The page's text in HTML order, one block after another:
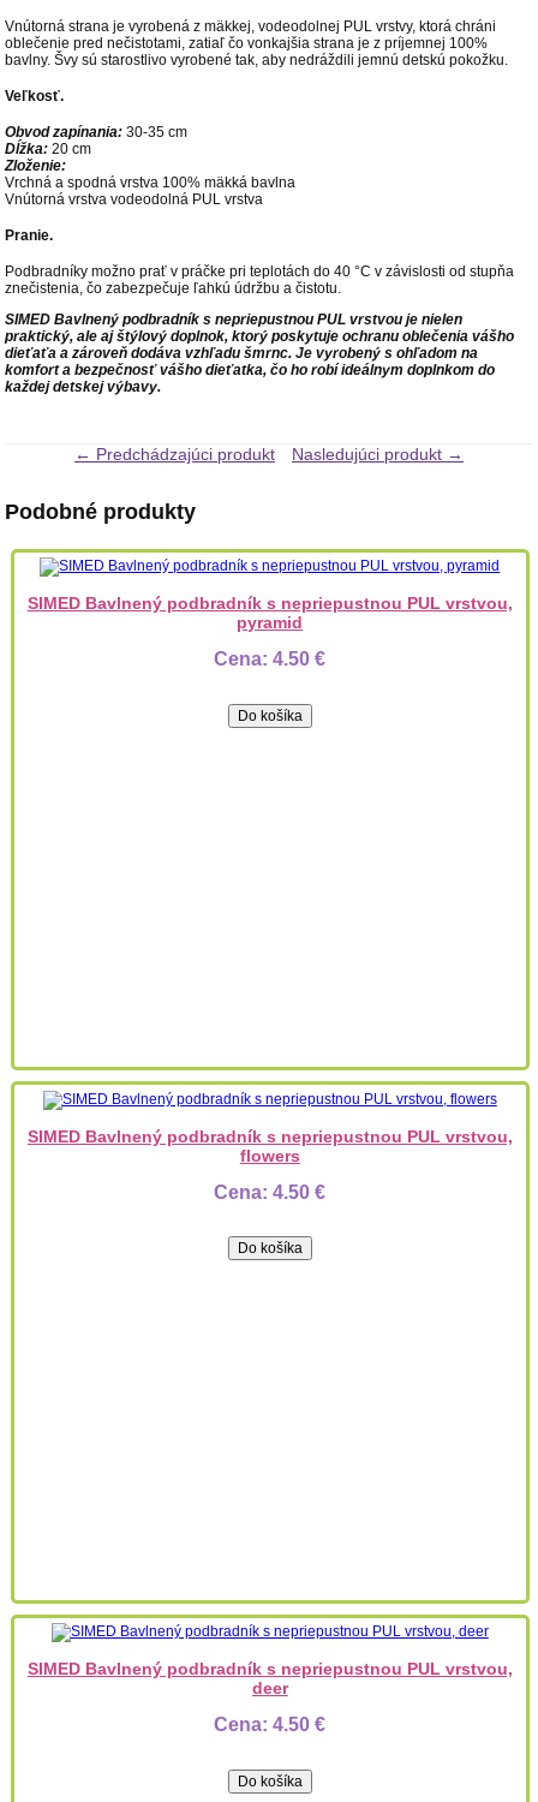
Vnútorná strana je vyrobená z mäkkej, vodeodolnej PUL vrstvy, ktorá chráni
oblečenie pred nečistotami, zatiaľ čo vonkajšia strana je z príjemnej 100%
bavlny. Švy sú starostlivo vyrobené tak, aby nedráždili jemnú detskú pokožku.
Veľkosť.
Obvod zapínania: 30-35 cm
Dĺžka: 20 cm
Zloženie:
Vrchná a spodná vrstva 100% mäkká bavlna
Vnútorná vrstva vodeodolná PUL vrstva
Pranie.
Podbradníky možno prať v práčke pri teplotách do 40 °C v závislosti od stupňa
znečistenia, čo zabezpečuje ľahkú údržbu a čistotu.
SIMED Bavlnený podbradník s nepriepustnou PUL vrstvou je nielen
praktický, ale aj štýlový doplnok, ktorý poskytuje ochranu oblečenia vášho
dieťaťa a zároveň dodáva vzhľadu šmrnc. Je vyrobený s ohľadom na
komfort a bezpečnosť vášho dieťatka, čo ho robí ideálnym doplnkom do
každej detskej výbavy.
← Predchádzajúci produkt Nasledujúci produkt →
Podobné produkty
SIMED Bavlnený podbradník s nepriepustnou PUL vrstvou,
pyramid
Cena:4.50 €
SIMED Bavlnený podbradník s nepriepustnou PUL vrstvou,
flowers
Cena:4.50 €
SIMED Bavlnený podbradník s nepriepustnou PUL vrstvou,
deer
Cena:4.50 €